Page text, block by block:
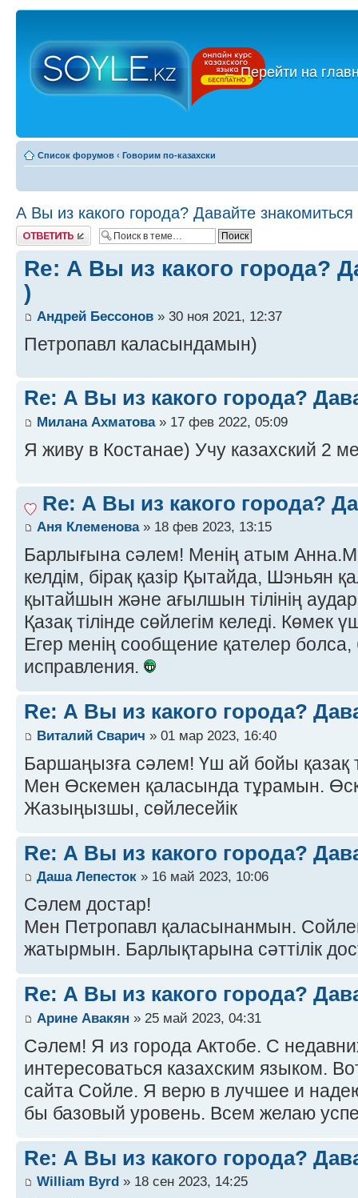
←Перейти на
Список форумов ‹ Говорим по-казахски
А Вы из какого города? Давайте знакомиться
Ответить
Re: А Вы из какого города?
)
Андрей Бессонов » 30 ноя 2021, 12:37
Петропавл каласындамын)
Re: А Вы из какого города?
Милана Ахматова» 17 фев 2022, 05:09
Я живу в Костанае) Учу казахский 2
Re: А Вы из какого города?
Аня Клеменова» 18 фев 2023, 13:15
Барлығына сәлем! Менің атым
келдім, бірақ қазір Қытайда, Шэньян
қытайшын және ағылшын тілінің
Қазақ тілінде сөйлегім келеді. Көмек
Егер менің сообщение қателер болса,
исправления.
Re: А Вы из какого города?
Виталий Сварич » 01 мар 2023, 16:40
Баршаңызға сәлем! Үш ай бойы қазақ
Мен Өскемен қаласында тұрамын.
Жазыңызшы, сөйлесейік
Re: А Вы из какого города?
Даша Лепесток » 16 май 2023, 10:06
Сәлем достар!
Мен Петропавл қаласынанмын.
жатырмын. Барлықтарына сәттілік
Re: А Вы из какого города?
Арине Авакян » 25 май 2023, 04:31
Сәлем! Я из города Актобе. С
интересоваться казахским языком.
сайта Сойле. Я верю в лучшее и
бы базовый уровень. Всем желаю
Re: А Вы из какого города?
William Byrd » 18 сен 2023, 14:25